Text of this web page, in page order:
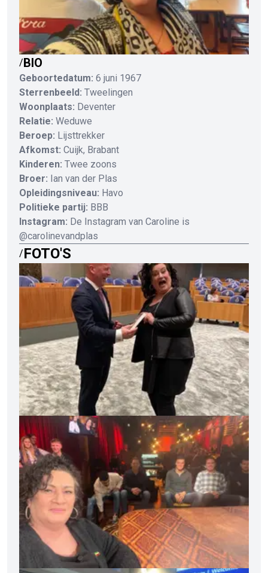
/BIO
Geboortedatum: 6 juni 1967
Sterrenbeeld: Tweelingen
Woonplaats: Deventer
Relatie: Weduwe
Beroep: Lijsttrekker
Afkomst: Cuijk, Brabant
Kinderen: Twee zoons
Broer: Ian van der Plas
Opleidingsniveau: Havo
Politieke partij: BBB
Instagram: De Instagram van Caroline is
@carolinevandplas
/FOTO'S